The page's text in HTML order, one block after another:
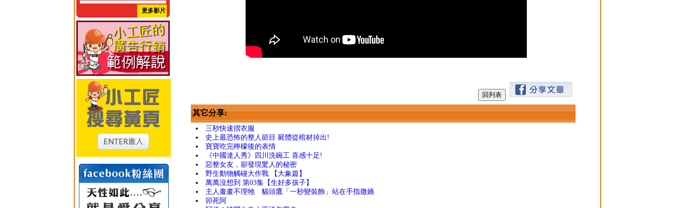
更多影片
其它分享:
三秒快速摺衣服
史上最恐怖的整人節目 屍體從棺材掉出!
寶寶吃完檸檬後的表情
《中國達人秀》四川洗碗工 喜感十足!
惡整女友，卻發現驚人的秘密
野生動物觸碰大作戰 【大象篇】
萬萬沒想到 第03集【生好多孩子】
主人畫畫不理牠 貓頭鷹「一秒變裝飾」站在手指撒嬌
卯死阿